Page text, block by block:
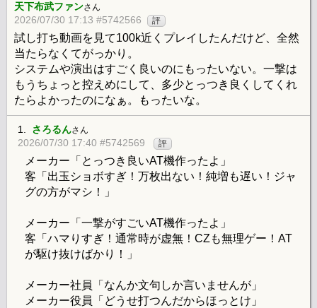
天下布武ファンさん
2026/07/30 17:13 #5742566 評
試し打ち動画を見て100k近くプレイしたんだけど、全然
当たらなくてがっかり。
システムや演出はすごく良いのにもったいない。一撃は
もうちょっと控えめにして、多少とっつき良くしてくれ
たらよかったのになぁ。もったいな。
1. さろるんさん
2026/07/30 17:40 #5742569 評
メーカー「とっつき良いAT機作ったよ」
客「出玉ショボすぎ！万枚出ない！純増も遅い！ジャ
グの方がマシ！」
メーカー「一撃がすごいAT機作ったよ」
客「ハマりすぎ！通常時が虚無！CZも無理ゲー！AT
が駆け抜けばかり！」
メーカー社員「なんか文句しか言いませんが」
メーカー役員「どうせ打つんだからほっとけ」